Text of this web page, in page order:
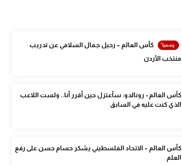
كأس العالم – رحيل جمال السلامي عن تدريب
منتخب الأردن
كأس العالم - رونالدو: سأعتزل حين أقرر أنا.. ولست اللاعب
الذي كنت عليه في السابق
كأس العالم – الاتحاد الفلسطيني يشكر حسام حسن على رفع
العلم